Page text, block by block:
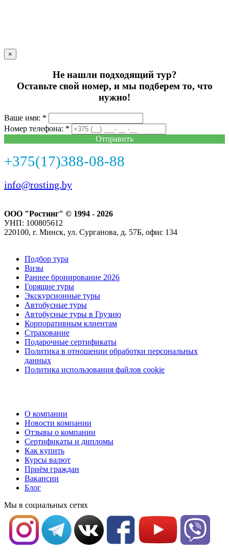
×
Не нашли подходящий тур?
Оставьте свой номер, и мы подберем то, что
нужно!
Ваше имя: *
Номер телефона: *
Отправить
+375(17)388-08-88
info@rosting.by
ООО "Ростинг" © 1994 - 2026
УНП: 100805612
220100, г. Минск, ул. Сурганова, д. 57Б, офис 134
Подбор тура
Визы
Раннее бронирование 2026
Горящие туры
Экскурсионные туры
Автобусные туры
Автобусные туры в Грузию
Корпоративным клиентам
Страхование
Подарочные сертификаты
Политика в отношении обработки персональных
данных
Политика использования файлов cookie
О компании
Новости компании
Отзывы о компании
Сертификаты и дипломы
Как купить
Курсы валют
Приём граждан
Вакансии
Блог
Мы в социальных сетях